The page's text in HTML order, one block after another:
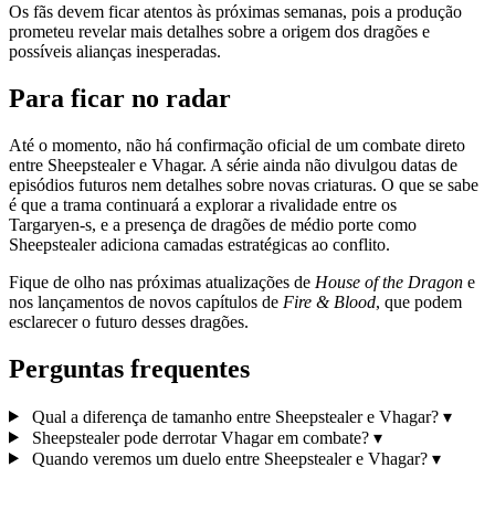
Os fãs devem ficar atentos às próximas semanas, pois a produção
prometeu revelar mais detalhes sobre a origem dos dragões e
possíveis alianças inesperadas.
Para ficar no radar
Até o momento, não há confirmação oficial de um combate direto
entre Sheepstealer e Vhagar. A série ainda não divulgou datas de
episódios futuros nem detalhes sobre novas criaturas. O que se sabe
é que a trama continuará a explorar a rivalidade entre os
Targaryen‑s, e a presença de dragões de médio porte como
Sheepstealer adiciona camadas estratégicas ao conflito.
Fique de olho nas próximas atualizações de House of the Dragon e
nos lançamentos de novos capítulos de Fire & Blood, que podem
esclarecer o futuro desses dragões.
Perguntas frequentes
Qual a diferença de tamanho entre Sheepstealer e Vhagar? ▾
Sheepstealer pode derrotar Vhagar em combate? ▾
Quando veremos um duelo entre Sheepstealer e Vhagar? ▾